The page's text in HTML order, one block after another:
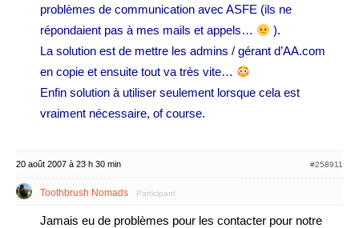
problèmes de communication avec ASFE (ils ne
répondaient pas à mes mails et appels…
).
La solution est de mettre les admins / gérant d’AA.com
en copie et ensuite tout va très vite…
Enfin solution à utiliser seulement lorsque cela est
vraiment nécessaire, of course.
20 août 2007 à 23 h 30 min #258911
Toothbrush Nomads Participant
Jamais eu de problèmes pour les contacter pour notre